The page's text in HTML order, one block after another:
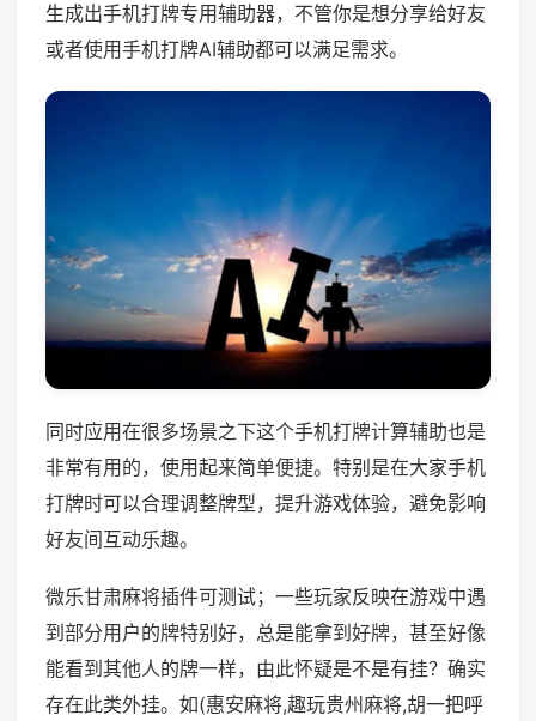
生成出手机打牌专用辅助器，不管你是想分享给好友
或者使用手机打牌AI辅助都可以满足需求。
同时应用在很多场景之下这个手机打牌计算辅助也是
非常有用的，使用起来简单便捷。特别是在大家手机
打牌时可以合理调整牌型，提升游戏体验，避免影响
好友间互动乐趣。
微乐甘肃麻将插件可测试；一些玩家反映在游戏中遇
到部分用户的牌特别好，总是能拿到好牌，甚至好像
能看到其他人的牌一样，由此怀疑是不是有挂？确实
存在此类外挂。如(惠安麻将,趣玩贵州麻将,胡一把呼